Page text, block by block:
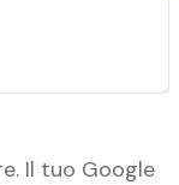
Il tuo Google